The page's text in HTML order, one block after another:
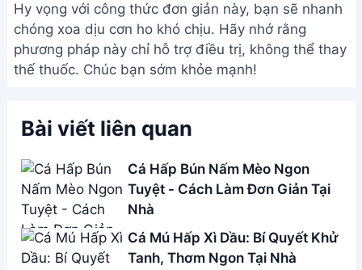
Hy vọng với công thức đơn giản này, bạn sẽ nhanh
chóng xoa dịu cơn ho khó chịu. Hãy nhớ rằng
phương pháp này chỉ hỗ trợ điều trị, không thể thay
thế thuốc. Chúc bạn sớm khỏe mạnh!
Bài viết liên quan
Cá Hấp Bún Nấm Mèo Ngon
Tuyệt - Cách Làm Đơn Giản Tại
Nhà
Cá Mú Hấp Xì Dầu: Bí Quyết Khử
Tanh, Thơm Ngon Tại Nhà